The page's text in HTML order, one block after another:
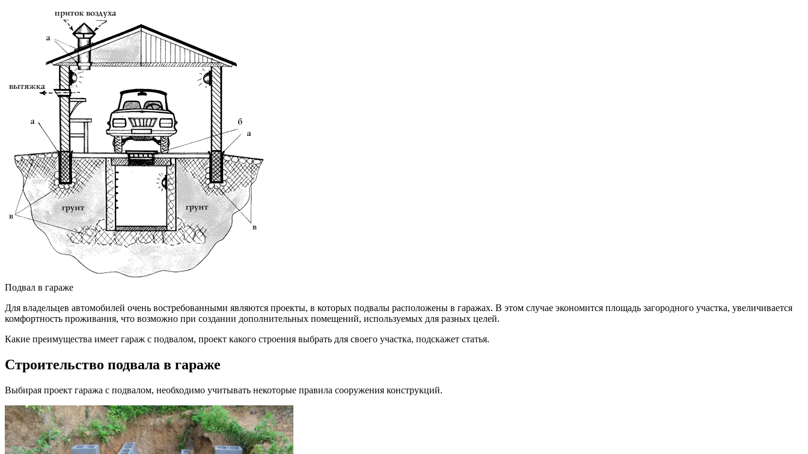
Подвал в гараже
Для владельцев автомобилей очень востребованными являются проекты, в которых подвалы расположены в гаражах. В этом случае экономится площадь загородного участка, увеличивается
комфортность проживания, что возможно при создании дополнительных помещений, используемых для разных целей.
Какие преимущества имеет гараж с подвалом, проект какого строения выбрать для своего участка, подскажет статья.
Строительство подвала в гараже
Выбирая проект гаража с подвалом, необходимо учитывать некоторые правила сооружения конструкций.